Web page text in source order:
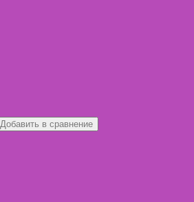
Добавить в сравнение